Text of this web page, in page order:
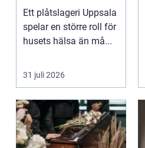
för tak och fasad
Ett plåtslageri Uppsala
spelar en större roll för
husets hälsa än må...
31 juli 2026